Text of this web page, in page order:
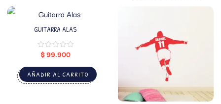
GUITARRA ALAS
$99.900
AÑADIR AL CARRITO